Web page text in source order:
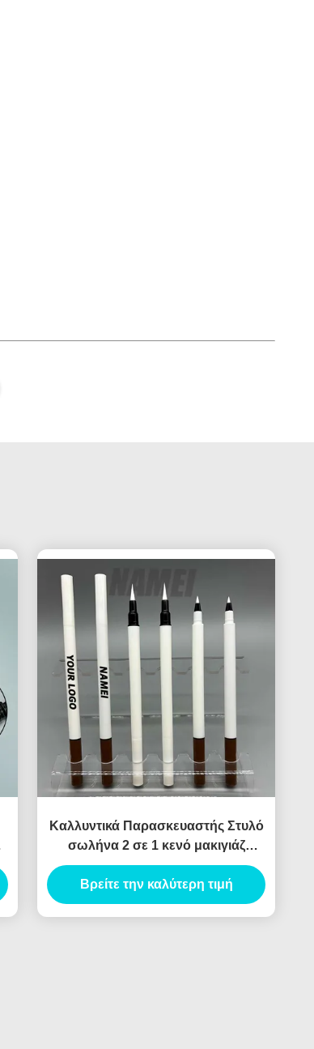
Καλλυντικά Παρασκευαστής Στυλό
σωλήνα 2 σε 1 κενό μακιγιάζ
συσκευασία φθηνό υγρό Eyeliner
μολύβι σωλήνα
Βρείτε την καλύτερη τιμή